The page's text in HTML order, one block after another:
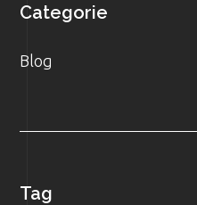
Categorie
Blog
Tag